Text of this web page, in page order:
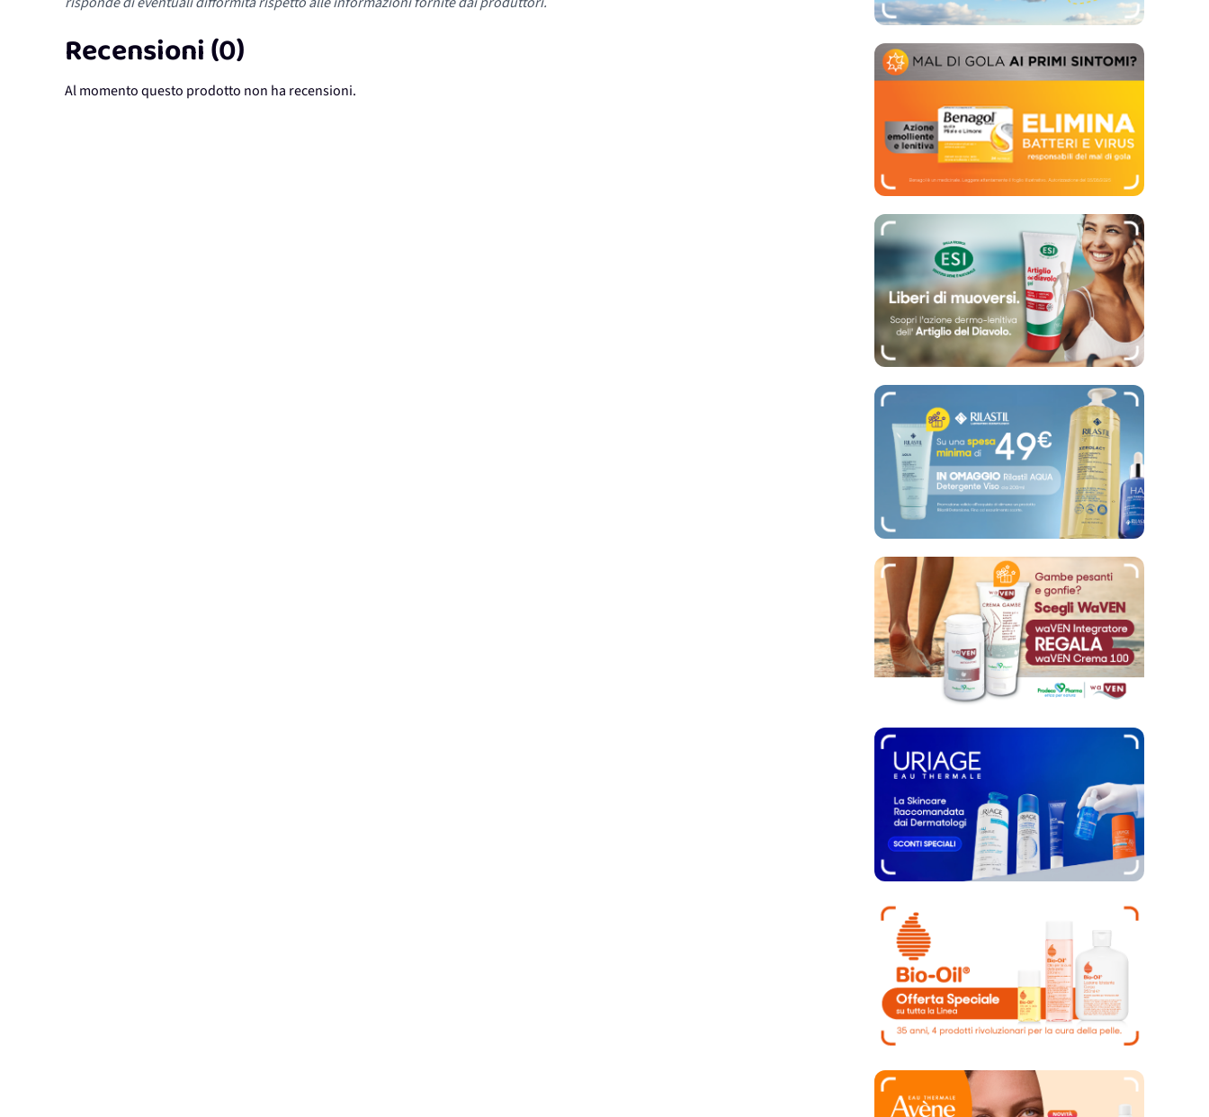
Recensioni (0)
Al momento questo prodotto non ha recensioni.